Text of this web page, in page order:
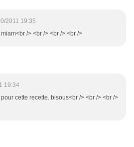
2011 19:35
/> <br /> <br /> <br />
19:34
cette recette. bisous<br /> <br /> <br />